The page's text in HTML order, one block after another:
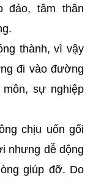
đảo, tâm thân
thành, vì vậy
đi vào đường
sự nghiệp
chịu uốn gối
nhưng dễ dộng
giúp đỡ. Do